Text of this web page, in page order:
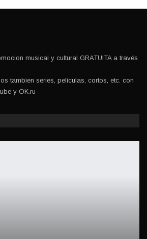
musical y cultural GRATUITA a través
tambien series, peliculas, cortos, etc. con
y OK.ru